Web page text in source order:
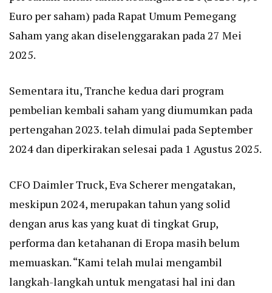
Euro per saham) pada Rapat Umum Pemegang
Saham yang akan diselenggarakan pada 27 Mei
2025.
Sementara itu, Tranche kedua dari program
pembelian kembali saham yang diumumkan pada
pertengahan 2023. telah dimulai pada September
2024 dan diperkirakan selesai pada 1 Agustus 2025.
CFO Daimler Truck, Eva Scherer mengatakan,
meskipun 2024, merupakan tahun yang solid
dengan arus kas yang kuat di tingkat Grup,
performa dan ketahanan di Eropa masih belum
memuaskan. “Kami telah mulai mengambil
langkah-langkah untuk mengatasi hal ini dan